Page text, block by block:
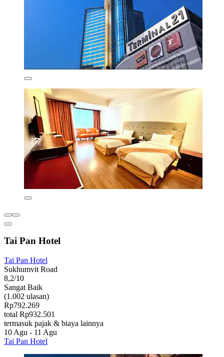
Tai Pan Hotel
Tai Pan Hotel
Sukhumvit Road
8,2/10
Sangat Baik
(1.002 ulasan)
Rp792.269
total Rp932.501
termasuk pajak & biaya lainnya
10 Agu - 11 Agu
Tai Pan Hotel